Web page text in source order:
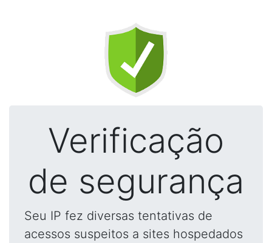
Verificação
de segurança
Seu IP fez diversas tentativas de
acessos suspeitos a sites hospedados